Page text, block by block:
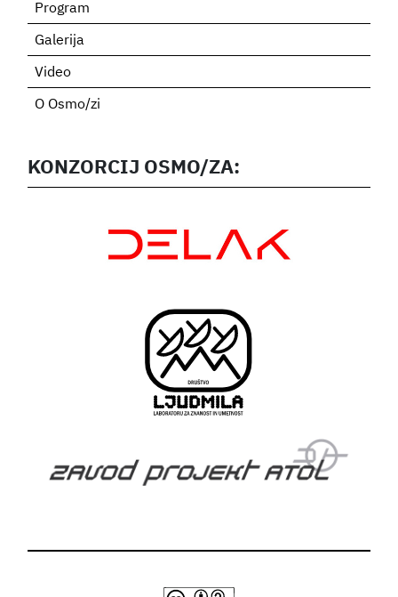
Program
Galerija
Video
O Osmo/zi
KONZORCIJ OSMO/ZA: